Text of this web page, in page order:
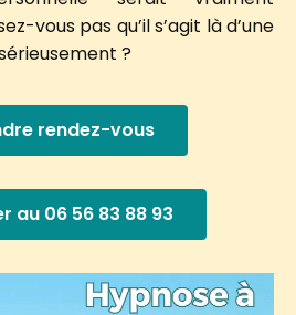
vous pas qu’il s’agit là d’une
?
rendez-vous
au 06 56 83 88 93